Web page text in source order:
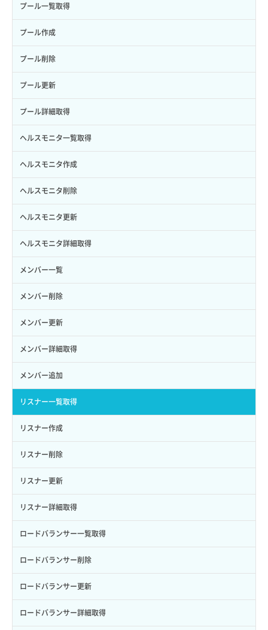
サブユーザー一覧取得
サブユーザー作成
サブユーザー削除
サブユーザー更新
サブユーザー詳細取得
トークン発行
パーミッション一覧取得
ロールからパーミッションを紐づけ解除
ロールにパーミッションを紐づけ
ロール一覧取得
ロール作成
ロール削除
ロール更新
ロール詳細取得
イメージ保存容量取得
イメージ保存容量変更
イメージ削除
イメージ詳細取得
SSHキーペア作成
SSHキーペア削除
SSHキーペア詳細取得
アタッチ済みポート一覧取得
アタッチ済みポート詳細取得
アタッチ済みボリューム一覧
アタッチ済みボリューム詳細取得
コンソールURL発行
サーバーに紐づくアドレス取得
サーバーに紐づくアドレス取得（ネットワーク指定）
サーバーに紐づくセキュリティグループ取得
サーバープラン一覧取得
サーバープラン変更
サーバープラン詳細一覧取得
サーバープラン詳細取得
サーバーメタデータ取得
サーバーメタデータ更新（ネームタグ変更）
サーバー一覧取得
サーバー作成
サーバー再構築（OS再インストール）
サーバー利用状況グラフ（CPU）
サーバー利用状況グラフ（ディスクIO）
サーバー利用状況グラフ（トラフィック）
サーバー削除
QoSポリシー詳細取得
サブネット一覧取得
サブネット作成（ローカルネットワーク用）
サブネット削除（ローカルネットワーク用）
サブネット詳細取得
セキュリティグループ ルール一覧取得
セキュリティグループ ルール作成
セキュリティグループ ルール削除
セキュリティグループ ルール詳細取得
セキュリティグループ一覧取得
セキュリティグループ作成
セキュリティグループ削除
セキュリティグループ更新
セキュリティグループ詳細取得
ネットワーク一覧取得
ネットワーク作成（ローカルネットワーク用）
ネットワーク削除（ローカルネットワーク用）
ネットワーク詳細取得
ポート一覧取得
ポート作成（ローカルネットワーク用）
ポート作成（追加IP用）
ポート削除
ポート更新
ポート詳細取得
プール一覧取得
プール作成
プール削除
プール更新
プール詳細取得
ヘルスモニタ一覧取得
ヘルスモニタ作成
ヘルスモニタ削除
ヘルスモニタ更新
ヘルスモニタ詳細取得
メンバー一覧
メンバー削除
メンバー更新
メンバー詳細取得
メンバー追加
リスナー一覧取得
リスナー作成
リスナー削除
リスナー更新
リスナー詳細取得
ロードバランサー一覧取得
ロードバランサー削除
ロードバランサー更新
ロードバランサー詳細取得